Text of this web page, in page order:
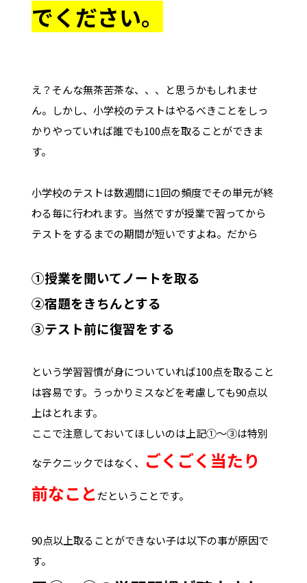
でください。
え？そんな無茶苦茶な、、、と思うかもしれませ
ん。しかし、小学校のテストはやるべきことをしっ
かりやっていれば誰でも100点を取ることができま
す。
小学校のテストは数週間に1回の頻度でその単元が終
わる毎に行われます。当然ですが授業で習ってから
テストをするまでの期間が短いですよね。だから
①授業を聞いてノートを取る
②宿題をきちんとする
③テスト前に復習をする
という学習習慣が身についていれば100点を取ること
は容易です。うっかりミスなどを考慮しても90点以
上はとれます。
ここで注意しておいてほしいのは上記①～③は特別
なテクニックではなく、
ごくごく当たり
前なことだということです。
90点以上取ることができない子は以下の事が原因で
す。